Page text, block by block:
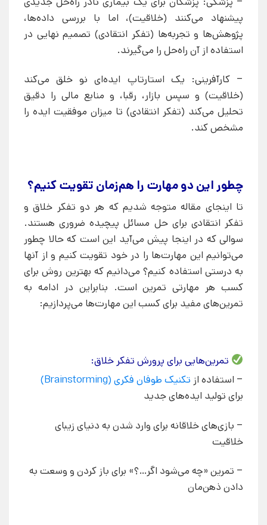
پیشنهاد می‌کنند (خلاقیت)، اما با بررسی داده‌ها،
پژوهش‌ها و تجربه‌ها (تفکر انتقادی) تصمیم نهایی در
استفاده از آن راه‌حل را می‌گیرند.
– کارآفرینی: یک استارتاپ ایده‌ای نو خلق می‌کند
(خلاقیت) و سپس بازار، رقبا، و منابع مالی را دقیق
تحلیل می‌کند (تفکر انتقادی) تا میزان موفقیت ایده را
مشخص کند.
چطور این دو مهارت را هم‌زمان تقویت کنیم؟
تا اینجای مقاله متوجه شدیم که هر دو تفکر خلاق و
تفکر انتقادی برای حل مسائل پیچیده ضروری هستند.
سوالی که در اینجا پیش می‌آید این است که حالا چطور
می‌توانیم این مهارت‌ها را در خود تقویت کنیم و از آنها
به درستی استفاده کنیم؟ می‌دانیم که بهترین روش برای
کسب هر مهارتی تمرین است. بنابراین در ادامه به
تمرین‌های مفید برای کسب این مهارت‌ها می‌پردازیم:
تمرین‌هایی برای پرورش تفکر خلاق:
– استفاده از تکنیک طوفان فکری (Brainstorming)
برای تولید ایده‌های جدید
– بازی‌های خلاقانه برای وارد شدن به دنیای زیبای
خلاقیت
– تمرین «چه می‌شود اگر…؟» برای باز کردن و وسعت به
دادن ذهن‌مان